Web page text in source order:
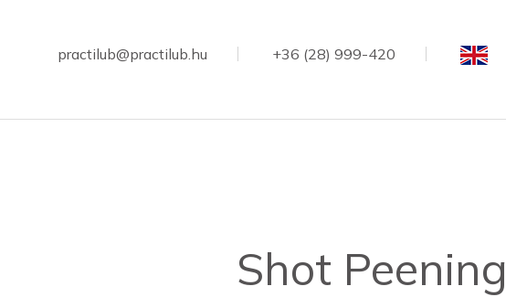
practilub@practilub.hu +36 (28) 999-420
Shot Peening